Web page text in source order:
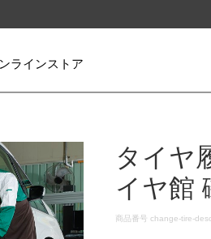
ラインストア
タイヤ
イヤ館
DETAILS
商品番号change-tire-